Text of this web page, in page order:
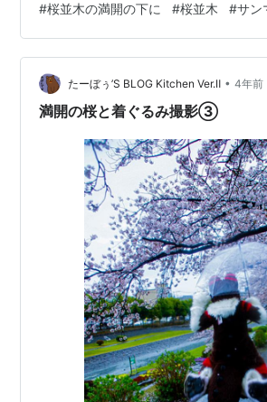
住処から一番近くの方であります ちな
頂きました…
#桜並木の満開の下に #桜並木 #サン
たーぼぅ’S BLOG Kitchen Ver.Ⅱ • 4年前
満開の桜と着ぐるみ撮影③